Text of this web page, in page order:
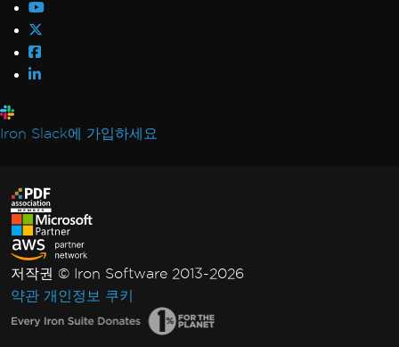
Iron Slack에 가입하세요
저작권 © Iron Software 2013-2026
약관 개인정보 쿠키